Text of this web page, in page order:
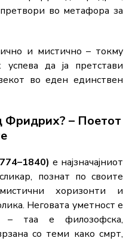
во метафора за
и мистично – токму
да ја претстави
во еден единствен
Фридрих? – Поетот
е најзначајниот
познат по своите
хоризонти и
Неговата уметност е
– таа е филозофска,
со теми како смрт,